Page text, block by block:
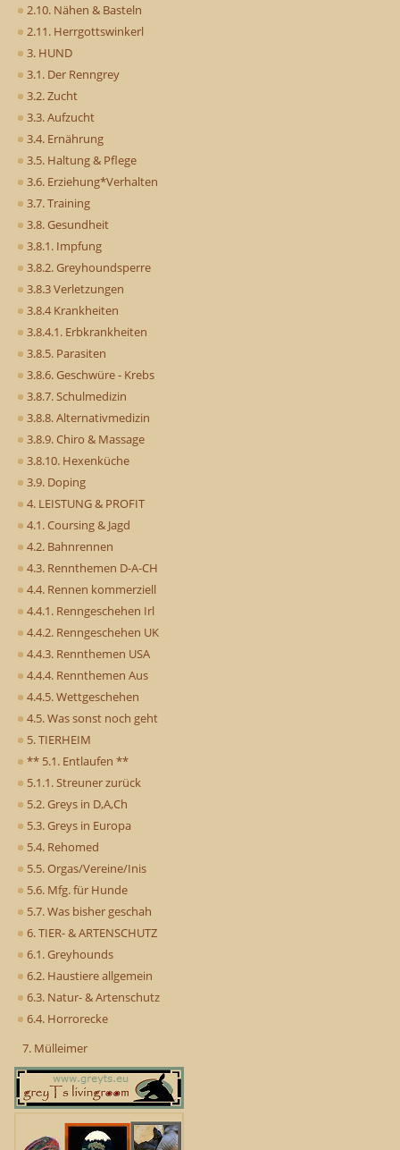
2.10. Nähen & Basteln
2.11. Herrgottswinkerl
3. HUND
3.1. Der Renngrey
3.2. Zucht
3.3. Aufzucht
3.4. Ernährung
3.5. Haltung & Pflege
3.6. Erziehung*Verhalten
3.7. Training
3.8. Gesundheit
3.8.1. Impfung
3.8.2. Greyhoundsperre
3.8.3 Verletzungen
3.8.4 Krankheiten
3.8.4.1. Erbkrankheiten
3.8.5. Parasiten
3.8.6. Geschwüre - Krebs
3.8.7. Schulmedizin
3.8.8. Alternativmedizin
3.8.9. Chiro & Massage
3.8.10. Hexenküche
3.9. Doping
4. LEISTUNG & PROFIT
4.1. Coursing & Jagd
4.2. Bahnrennen
4.3. Rennthemen D-A-CH
4.4. Rennen kommerziell
4.4.1. Renngeschehen Irl
4.4.2. Renngeschehen UK
4.4.3. Rennthemen USA
4.4.4. Rennthemen Aus
4.4.5. Wettgeschehen
4.5. Was sonst noch geht
5. TIERHEIM
** 5.1. Entlaufen **
5.1.1. Streuner zurück
5.2. Greys in D,A,Ch
5.3. Greys in Europa
5.4. Rehomed
5.5. Orgas/Vereine/Inis
5.6. Mfg. für Hunde
5.7. Was bisher geschah
6. TIER- & ARTENSCHUTZ
6.1. Greyhounds
6.2. Haustiere allgemein
6.3. Natur- & Artenschutz
6.4. Horrorecke
7. Mülleimer